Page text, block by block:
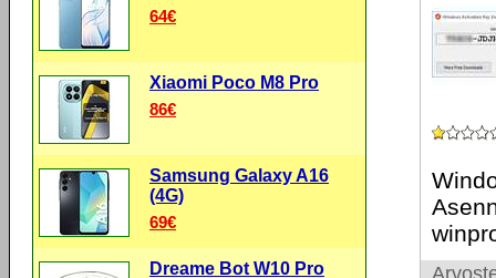
64€
Xiaomi Poco M8 Pro
86€
Samsung Galaxy A16
(4G)
69€
Dreame Bot W10 Pro